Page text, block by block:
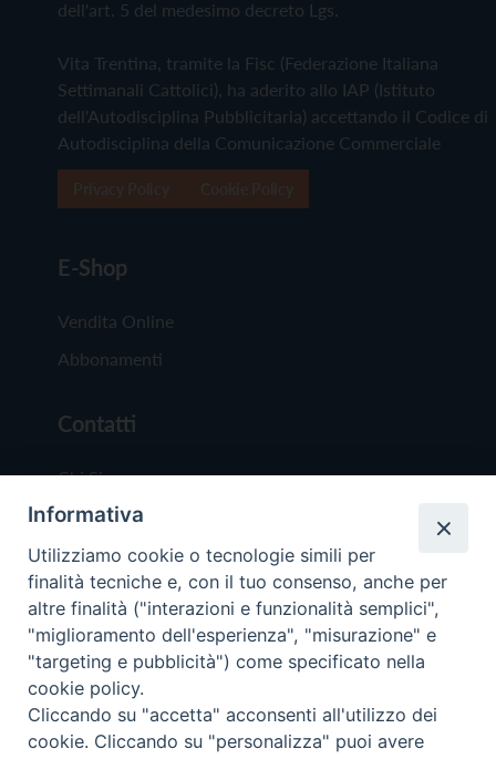
dell'art. 5 del medesimo decreto Lgs.
Vita Trentina, tramite la Fisc (Federazione Italiana
Settimanali Cattolici), ha aderito allo IAP (Istituto
dell'Autodisciplina Pubblicitaria) accettando il Codice di
Autodisciplina della Comunicazione Commerciale
E-Shop
Vendita Online
Abbonamenti
Contatti
Chi Siamo
Redazione
Scrivici
Copyright © 2019 - Tutti i diritti riservati - Vita
Trentina Editrice
Informativa
Utilizziamo cookie o tecnologie simili per
finalità tecniche e, con il tuo consenso, anche per
altre finalità ("interazioni e funzionalità semplici",
"miglioramento dell'esperienza", "misurazione" e
"targeting e pubblicità") come specificato nella
cookie policy.
Cliccando su "accetta" acconsenti all'utilizzo dei
cookie. Cliccando su "personalizza" puoi avere